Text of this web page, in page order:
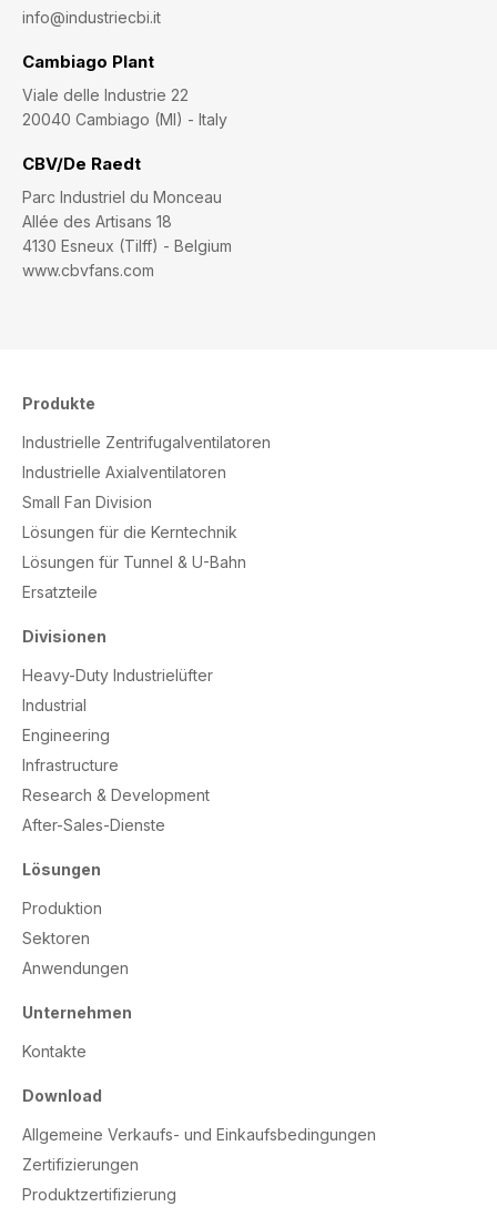
info@industriecbi.it
Cambiago Plant
Viale delle Industrie 22
20040 Cambiago (MI) - Italy
CBV/De Raedt
Parc Industriel du Monceau
Allée des Artisans 18
4130 Esneux (Tilff) - Belgium
www.cbvfans.com
Produkte
Industrielle Zentrifugalventilatoren
Industrielle Axialventilatoren
Small Fan Division
Lösungen für die Kerntechnik
Lösungen für Tunnel & U-Bahn
Ersatzteile
Divisionen
Heavy-Duty Industrielüfter
Industrial
Engineering
Infrastructure
Research & Development
After-Sales-Dienste
Lösungen
Produktion
Sektoren
Anwendungen
Unternehmen
Kontakte
Download
Allgemeine Verkaufs- und Einkaufsbedingungen
Zertifizierungen
Produktzertifizierung